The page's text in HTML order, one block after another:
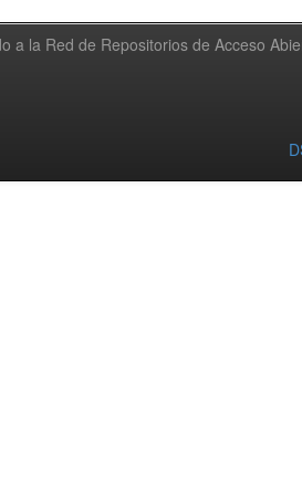
a la Red de Repositorios de Acceso